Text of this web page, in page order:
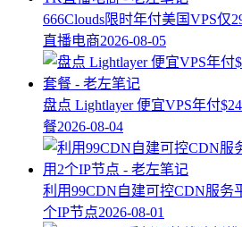
666Clouds限时年付美国VPS仅
直播电商2026-08-05
盘点 Lightlayer 便宜VPS年付
餐2026-08-04
利用99CDN自建可控CDN服务
个IP节点2026-08-01